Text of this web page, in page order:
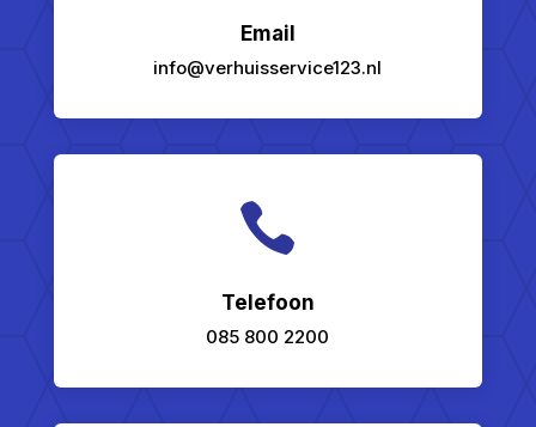
Email
info@verhuisservice123.nl

Telefoon
085 800 2200